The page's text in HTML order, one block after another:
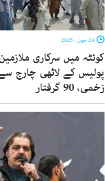
کوئٹہ میں سرکاری
پولیس کے لاٹھی چارج
زخمی، 90 گرفتار